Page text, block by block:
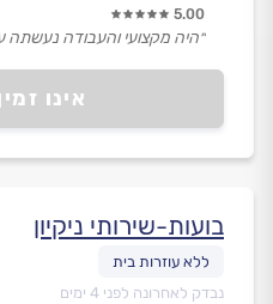
אינו
5.00
״היה מקצועי והעבודה נעשתה
בועות-שירותי ניקיון
נבדק לאחרונה לפני 4 ימים